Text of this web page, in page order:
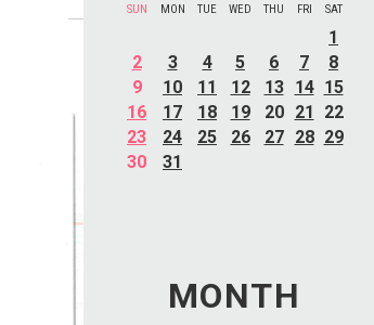
SUN MON TUE WED THU FRI SAT
1
2
3 4 5 6 7
8
9
10 11 12 13 14 15
16
17 18 19 20 21
22
23
24 25 26 27 28 29
30
31
MONTH